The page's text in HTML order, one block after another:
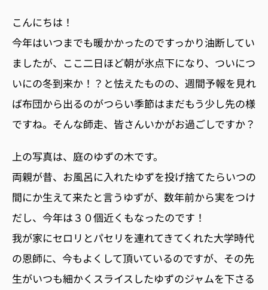
こんにちは！
今年はいつまでも暖かかったのですっかり油断してい
ましたが、ここ二日ほど朝が氷点下になり、ついにつ
いにの冬到来か！？と怯えたものの、週間予報を見れ
ば布団から出るのがつらい季節はまだもう少し先の様
ですね。そんな師走、皆さんいかがお過ごしですか？
上の写真は、庭のゆずの木です。
両親が昔、お風呂に入れたゆずを投げ捨てたらいつの
間にか生えて来たと言うゆずが、数年前から実をつけ
だし、今年は３０個近くもなったのです！
我が家にセロリとパセリを連れてきてくれた大学時代
の恩師に、今もよくして頂いているのですが、その先
生がいつも細かくスライスしたゆずのジャムを下さる